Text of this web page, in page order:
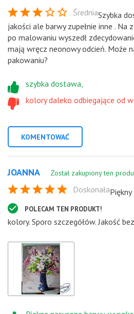
ŚredniaSzybka
jakości ale barwy zupełnie inne . Na
po malowaniu wyszedł
mają wręcz neonowy odcień. Może
pakowaniu?
kolory daleko odbiegające od
szybka dostawa,
KOMENTOWAĆ
JOANNA Został zakupiony ten
Doskonała
POLECAM TEN PRODUKT!
kolory. Sporo szczegółów. Jakość